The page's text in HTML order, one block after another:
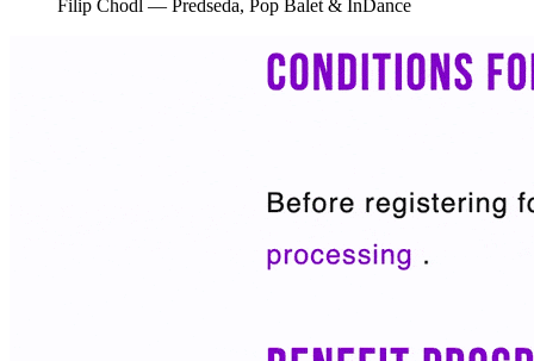
Filip Chodl — Predseda, Pop Balet & InDance